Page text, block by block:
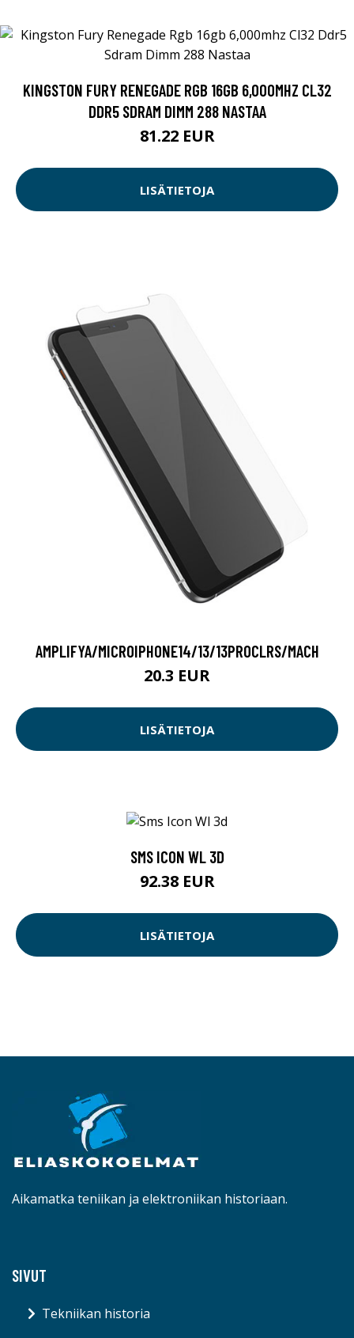
KINGSTON FURY RENEGADE RGB 16GB 6,000MHZ CL32
DDR5 SDRAM DIMM 288 NASTAA
81.22 EUR
LISÄTIETOJA
AMPLIFYA/MICROIPHONE14/13/13PROCLRS/MACH
20.3 EUR
LISÄTIETOJA
SMS ICON WL 3D
92.38 EUR
LISÄTIETOJA
Aikamatka teniikan ja elektroniikan historiaan.
SIVUT
Tekniikan historia